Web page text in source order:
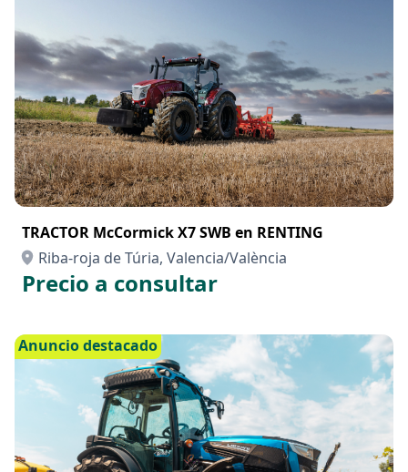
TRACTOR McCormick X7 SWB en RENTING
Riba-roja de Túria, Valencia/València
Precio a consultar
Anuncio destacado